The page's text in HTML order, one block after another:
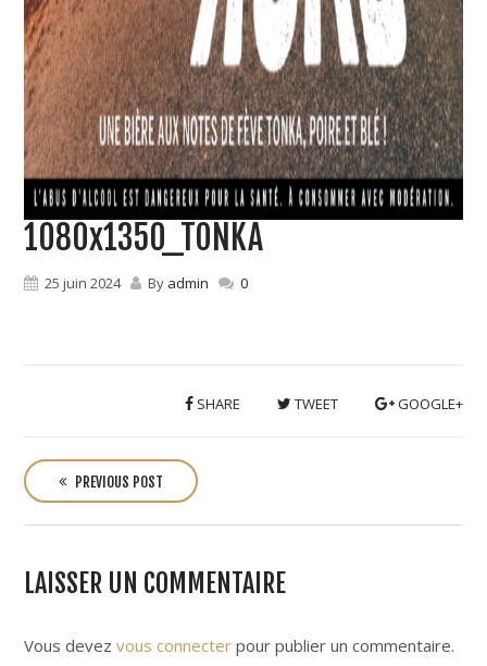
1080x1350_TONKA
25 juin 2024 By admin 0
SHARE TWEET GOOGLE+
o
s
t
n
a
i
PREVIOUS POST
LAISSER UN COMMENTAIRE
Vous devez vous connecterpour publier un commentaire.